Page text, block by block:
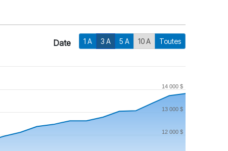
Date 1 A 3 A 5 A 10 A Toutes
12 000 $
13 000 $
14 000 $